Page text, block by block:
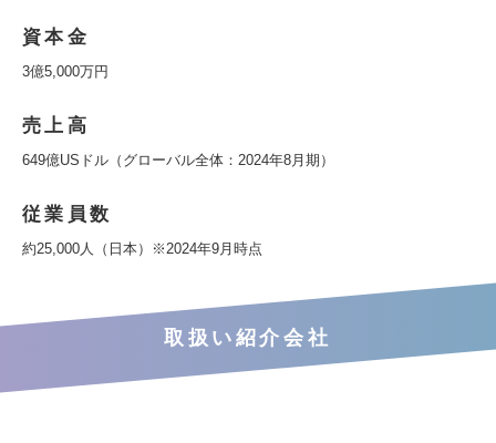
資本金
3億5,000万円
売上高
649億USドル（グローバル全体：2024年8月期）
従業員数
約25,000人（日本）※2024年9月時点
取扱い紹介会社